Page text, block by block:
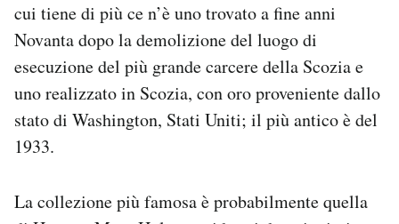
cui tiene di più ce n’è uno trovato a fine anni
Novanta dopo la demolizione del luogo di
esecuzione del più grande carcere della Scozia e
uno realizzato in Scozia, con oro proveniente dallo
stato di Washington, Stati Uniti; il più antico è del
1933.
La collezione più famosa è probabilmente quella